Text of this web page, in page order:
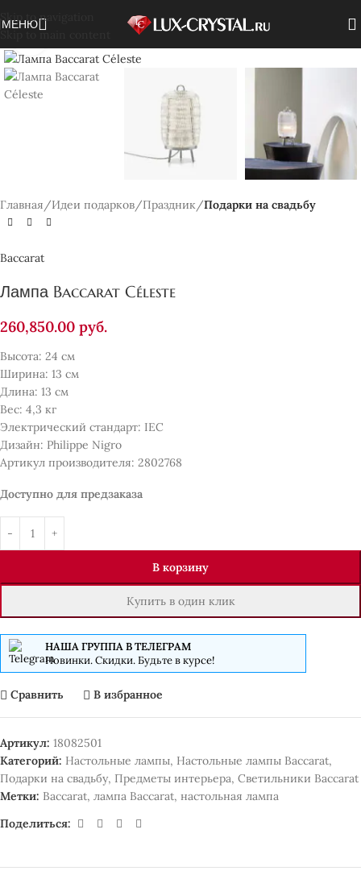
Skip to navigation
Skip to main content
МЕНЮ
Нажмите, чтобы увеличить
Главная Идеи подарков Праздник Подарки на свадьбу
Baccarat
Лампа Baccarat Céleste
260,850.00 руб.
Высота: 24 см
Ширина: 13 см
Длина: 13 см
Вес: 4,3 кг
Электрический стандарт: IEC
Дизайн: Philippe Nigro
Артикул производителя: 2802768
Доступно для предзаказа
В корзину
Купить в один клик
НАША ГРУППА В ТЕЛЕГРАМ
Новинки. Скидки. Будьте в курсе!
Сравнить В избранное
Артикул: 18082501
Категорий: Настольные лампы, Настольные лампы Baccarat,
Подарки на свадьбу, Предметы интерьера, Светильники Baccarat
Метки: Baccarat, лампа Baccarat, настольная лампа
Поделиться: